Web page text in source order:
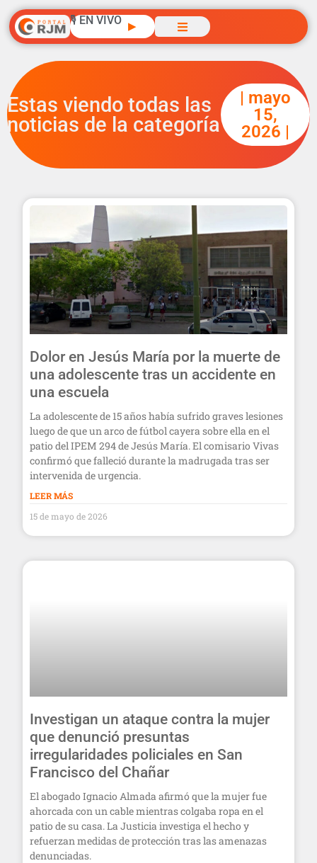
🎙️ EN VIVO ▶
Estas viendo todas las
noticias de la categoría
| mayo
15,
2026 |
Dolor en Jesús María por la muerte de
una adolescente tras un accidente en
una escuela
La adolescente de 15 años había sufrido graves lesiones
luego de que un arco de fútbol cayera sobre ella en el
patio del IPEM 294 de Jesús María. El comisario Vivas
confirmó que falleció durante la madrugada tras ser
intervenida de urgencia.
LEER MÁS
15 de mayo de 2026
Investigan un ataque contra la mujer
que denunció presuntas
irregularidades policiales en San
Francisco del Chañar
El abogado Ignacio Almada afirmó que la mujer fue
ahorcada con un cable mientras colgaba ropa en el
patio de su casa. La Justicia investiga el hecho y
refuerzan medidas de protección tras las amenazas
denunciadas.